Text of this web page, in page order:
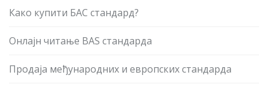
Како купити БАС стандард?
Онлајн читање BAS стандарда
Продаја међународних и европских стандарда